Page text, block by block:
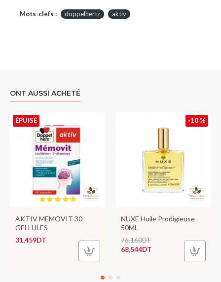
Mots-clefs : doppelhertz aktiv
ONT AUSSI ACHETÉ
ÉPUISÉ
AKTIV MEMOVIT 30
GELLULES
31,459DT
-10 %
NUXE Huile Prodigieuse
50ML
68,544DT
76,160DT